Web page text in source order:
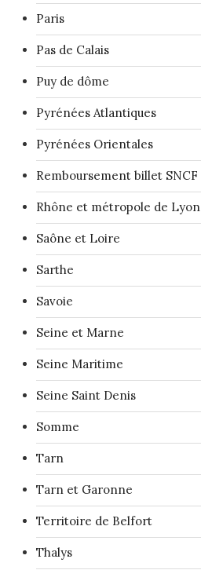
Paris
Pas de Calais
Puy de dôme
Pyrénées Atlantiques
Pyrénées Orientales
Remboursement billet SNCF
Rhône et métropole de Lyon
Saône et Loire
Sarthe
Savoie
Seine et Marne
Seine Maritime
Seine Saint Denis
Somme
Tarn
Tarn et Garonne
Territoire de Belfort
Thalys